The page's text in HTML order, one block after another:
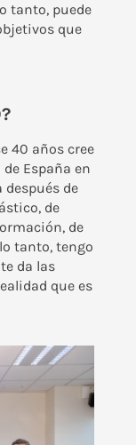
tanto, puede
que
40 años cree
España en
después de
de
de
tanto, tengo
da las
que es